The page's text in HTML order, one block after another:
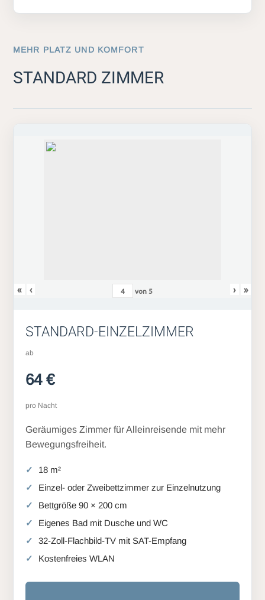
MEHR PLATZ UND KOMFORT
STANDARD ZIMMER
« ‹ von 5 › »
STANDARD-EINZELZIMMER
ab
64 €
pro Nacht
Geräumiges Zimmer für Alleinreisende mit mehr
Bewegungsfreiheit.
18 m²
Einzel- oder Zweibettzimmer zur Einzelnutzung
Bettgröße 90 × 200 cm
Eigenes Bad mit Dusche und WC
32-Zoll-Flachbild-TV mit SAT-Empfang
Kostenfreies WLAN